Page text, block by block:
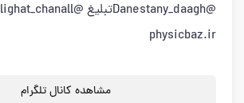
physicbaz.ir
مشاهده کانال تلگرام